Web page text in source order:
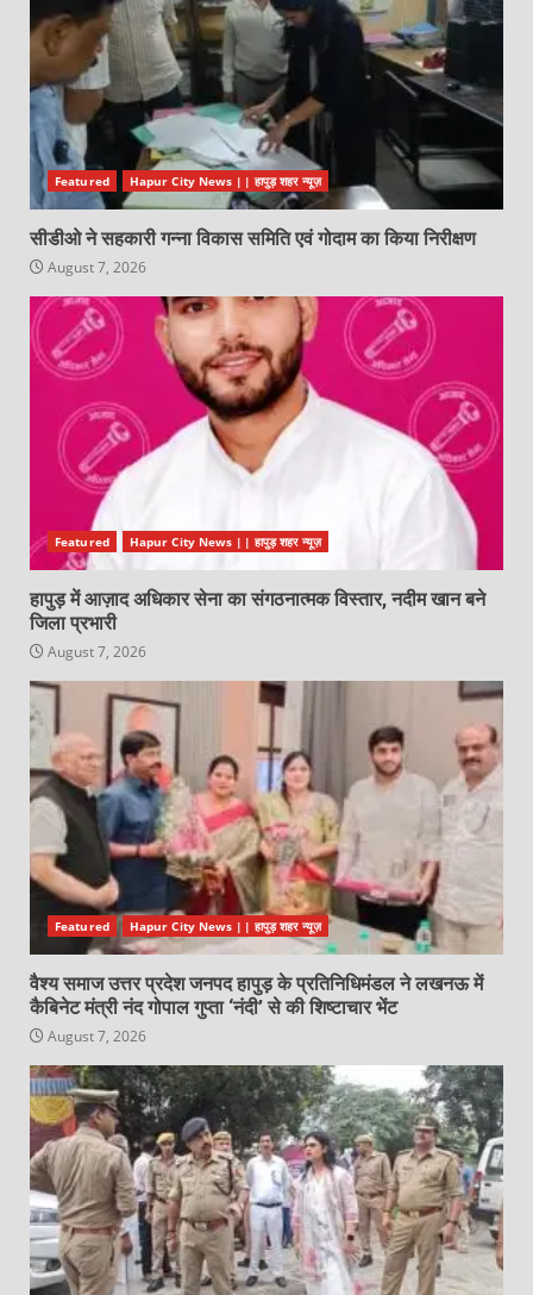
Featured Hapur City News || हापुड़ शहर न्यूज़
सीडीओ ने सहकारी गन्ना विकास समिति एवं गोदाम का किया निरीक्षण
August 7, 2026
Featured Hapur City News || हापुड़ शहर न्यूज़
हापुड़ में आज़ाद अधिकार सेना का संगठनात्मक विस्तार, नदीम खान बने
जिला प्रभारी
August 7, 2026
Featured Hapur City News || हापुड़ शहर न्यूज़
वैश्य समाज उत्तर प्रदेश जनपद हापुड़ के प्रतिनिधिमंडल ने लखनऊ में
कैबिनेट मंत्री नंद गोपाल गुप्ता ‘नंदी’ से की शिष्टाचार भेंट
August 7, 2026